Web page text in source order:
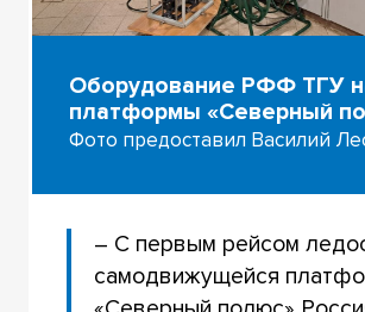
Оборудование РФФ ТГУ
платформы «Северный
Фото предоставил Василий
– С первым рейсом
самодвижущейся